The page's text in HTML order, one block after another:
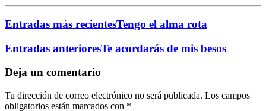
Entradas más recientesTengo el alma rota
Entradas anterioresTe acordarás de mis besos
Deja un comentario
Tu dirección de correo electrónico no será publicada. Los campos
obligatorios están marcados con *